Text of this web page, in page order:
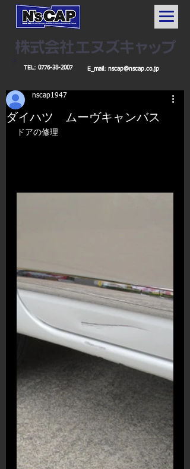
TEL: 0776-38-2007 E_mail: nscap@nscap.co.jp
ダイハツ ムーヴキャンバス
nscap1947
​​ドアの修理